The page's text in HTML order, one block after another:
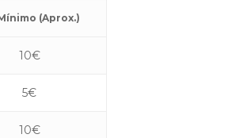
(Aprox.)
10€
5€
10€